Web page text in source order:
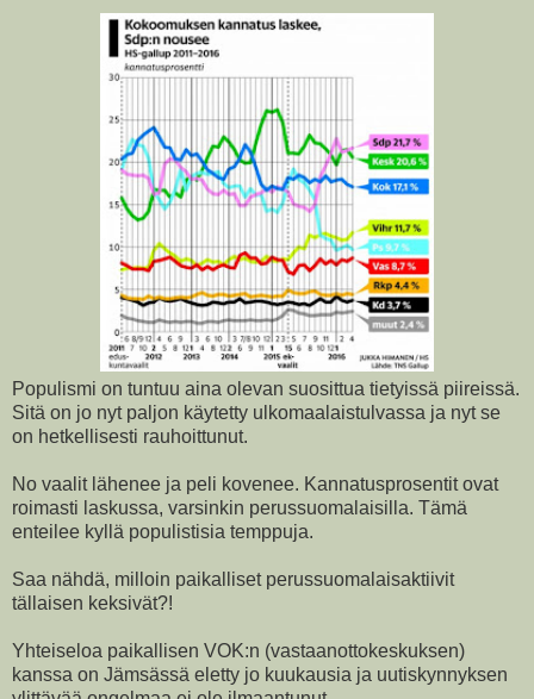
Populismi on tuntuu aina olevan suosittua tietyissä piireissä.
Sitä on jo nyt paljon käytetty ulkomaalaistulvassa ja nyt se
on hetkellisesti rauhoittunut.
No vaalit lähenee ja peli kovenee. Kannatusprosentit ovat
roimasti laskussa, varsinkin perussuomalaisilla. Tämä
enteilee kyllä populistisia temppuja.
Saa nähdä, milloin paikalliset perussuomalaisaktiivit
tällaisen keksivät?!
Yhteiseloa paikallisen VOK:n (vastaanottokeskuksen)
kanssa on Jämsässä eletty jo kuukausia ja uutiskynnyksen